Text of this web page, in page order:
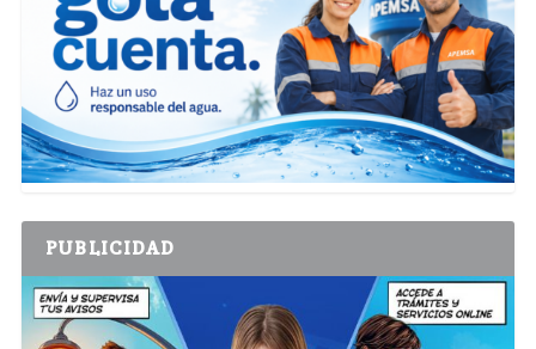
PUBLICIDAD